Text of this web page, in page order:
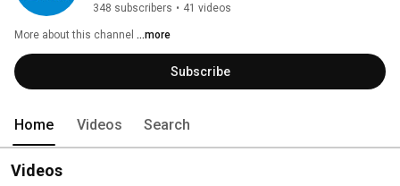
348 subscribers • 41 videos
More about this channel ...more
Subscribe
Home Videos Search
Videos